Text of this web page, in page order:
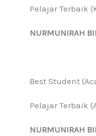
Pelajar Terbaik
NURMUNIRAH
Best Student
Pelajar Terbaik
NURMUNIRAH